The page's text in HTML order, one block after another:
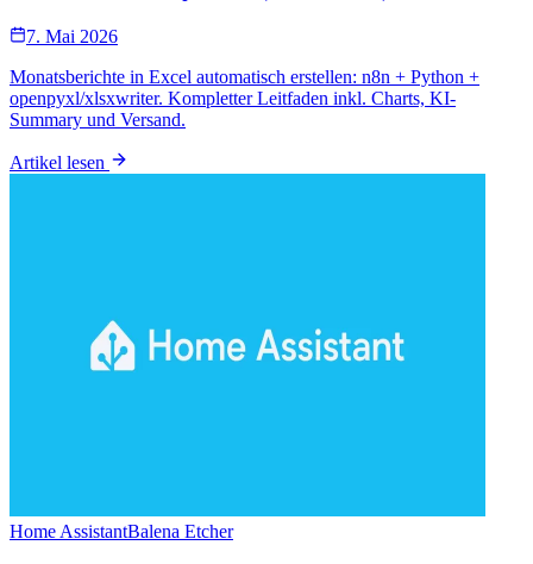
7. Mai 2026
Monatsberichte in Excel automatisch erstellen: n8n + Python +
openpyxl/xlsxwriter. Kompletter Leitfaden inkl. Charts, KI-
Summary und Versand.
Artikel lesen
Home AssistantBalena Etcher